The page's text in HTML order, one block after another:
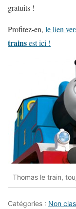
gratuits !
Profitez-en, le lien
trainsest ici !
Thomas le train,
Catégories : Non